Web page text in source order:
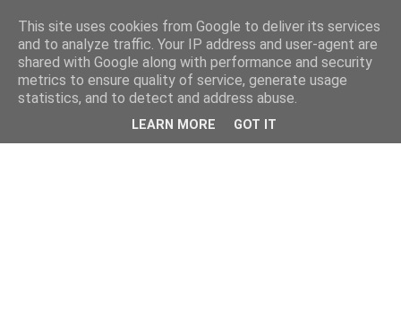
This site uses cookies from Google to deliver its services
and to analyze traffic. Your IP address and user-agent are
shared with Google along with performance and security
metrics to ensure quality of service, generate usage
statistics, and to detect and address abuse.
LEARN MORE GOT IT